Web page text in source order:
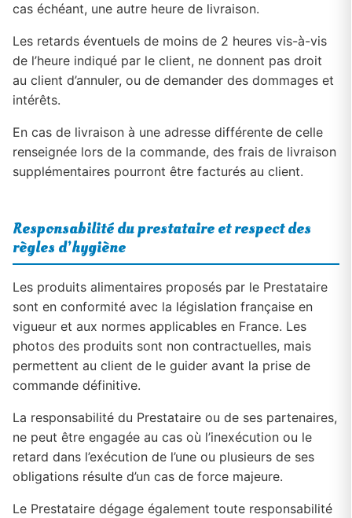
cas échéant, une autre heure de livraison.
Les retards éventuels de moins de 2 heures vis-à-vis
de l’heure indiqué par le client, ne donnent pas droit
au client d’annuler, ou de demander des dommages et
intérêts.
En cas de livraison à une adresse différente de celle
renseignée lors de la commande, des frais de livraison
supplémentaires pourront être facturés au client.
Responsabilité du prestataire et respect des
règles d’hygiène
Les produits alimentaires proposés par le Prestataire
sont en conformité avec la législation française en
vigueur et aux normes applicables en France. Les
photos des produits sont non contractuelles, mais
permettent au client de le guider avant la prise de
commande définitive.
La responsabilité du Prestataire ou de ses partenaires,
ne peut être engagée au cas où l’inexécution ou le
retard dans l’exécution de l’une ou plusieurs de ses
obligations résulte d’un cas de force majeure.
Le Prestataire dégage également toute responsabilité